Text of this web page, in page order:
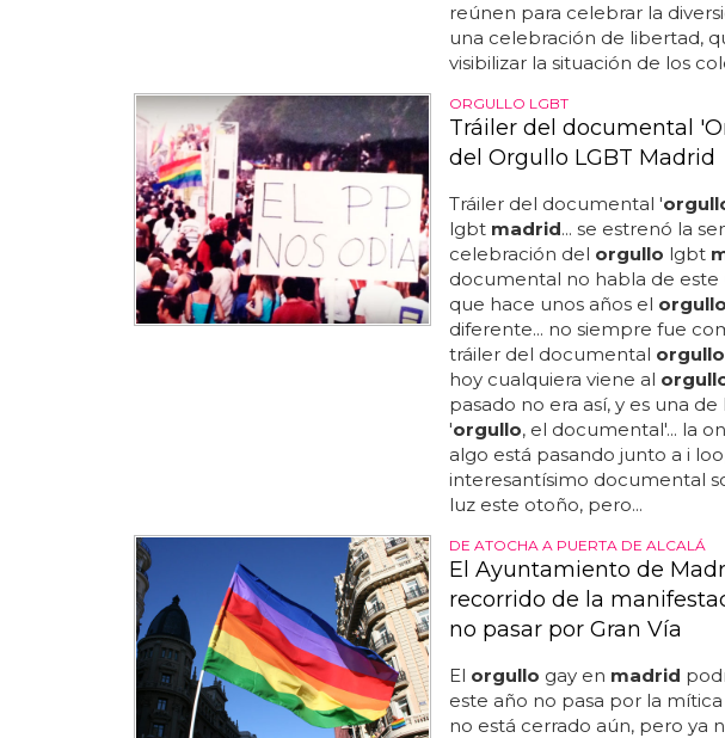
reúnen para celebrar la
una celebración de libertad,
visibilizar la situación de los
ORGULLO LGBT
Tráiler del documental
del Orgullo LGBT Madrid
Tráiler del documental '
lgbt madrid... se estrenó la
celebración del orgullo lgbt
documental no habla de
que hace unos años el orgullo
diferente... no siempre fue
tráiler del documental orgullo
hoy cualquiera viene al
pasado no era así, y es una
'orgullo, el documental'... la
algo está pasando junto a i
interesantísimo documental
luz este otoño, pero...
DE ATOCHA A PUERTA DE ALCALÁ
El Ayuntamiento de
recorrido de la
no pasar por Gran Vía
El orgullo gay en madrid
este año no pasa por la
no está cerrado aún, pero ya